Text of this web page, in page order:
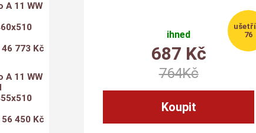
ihned
687 Kč
76
764Kč
A 11 WW
46 773 Kč
A 11 WW
56 450 Kč